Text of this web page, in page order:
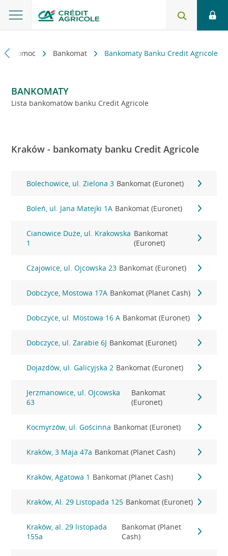
i pomoc Bankomat Bankomaty Banku Credit Agricole
BANKOMATY
Lista bankomatów banku Credit Agricole
Kraków - bankomaty banku Credit Agricole
Bolechowice, ul. Zielona 3 Bankomat (Euronet)
Boleń, ul. Jana Matejki 1A Bankomat (Euronet)
Cianowice Duże, ul. Krakowska
1
Bankomat
(Euronet)
Czajowice, ul. Ojcowska 23 Bankomat (Euronet)
Dobczyce, Mostowa 17A Bankomat (Planet Cash)
Dobczyce, ul. Mostowa 16 A Bankomat (Euronet)
Dobczyce, ul. Zarabie 6J Bankomat (Euronet)
Dojazdów, ul. Galicyjska 2 Bankomat (Euronet)
Jerzmanowice, ul. Ojcowska
63
Bankomat
(Euronet)
Kocmyrzów, ul. Gościnna Bankomat (Euronet)
Kraków, 3 Maja 47a Bankomat (Planet Cash)
Kraków, Agatowa 1 Bankomat (Planet Cash)
Kraków, Al. 29 Listopada 125 Bankomat (Euronet)
Kraków, al. 29 listopada
155a
Bankomat (Planet
Cash)